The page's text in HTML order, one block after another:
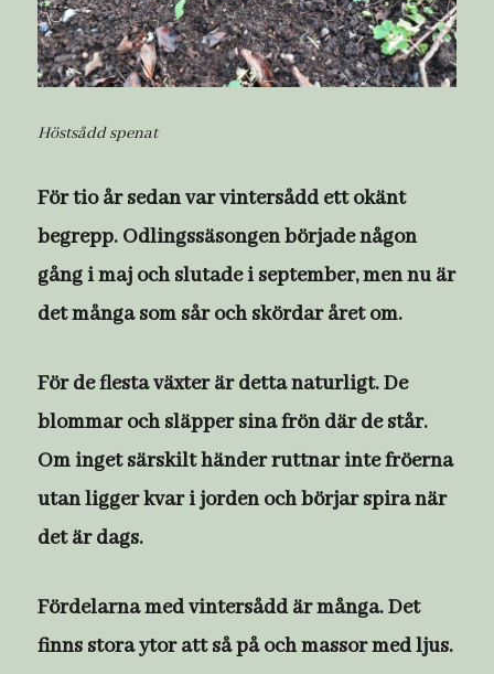
Höstsådd spenat
För tio år sedan var vintersådd ett okänt
begrepp. Odlingssäsongen började någon
gång i maj och slutade i september, men nu är
det många som sår och skördar året om.
För de flesta växter är detta naturligt. De
blommar och släpper sina frön där de står.
Om inget särskilt händer ruttnar inte fröerna
utan ligger kvar i jorden och börjar spira när
det är dags.
Fördelarna med vintersådd är många. Det
finns stora ytor att så på och massor med ljus.